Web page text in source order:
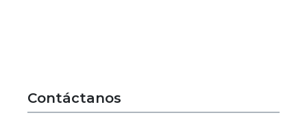
Contáctanos